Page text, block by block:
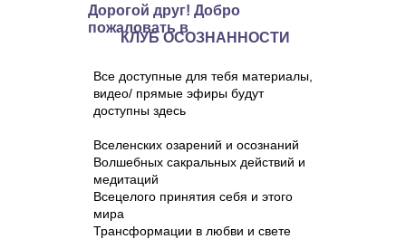
Дорогой друг! Добро
пожаловать в
Все доступные для тебя материалы,
видео/ прямые эфиры будут
доступны здесь
Вселенских озарений и осознаний
Волшебных сакральных действий и
медитаций
Всецелого принятия себя и этого
мира
Трансформации в любви и свете
КЛУБ ОСОЗНАННОСТИ